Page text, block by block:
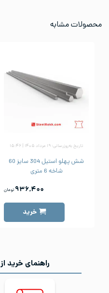
محصولات مشابه
تاریخ به‌روزرسانی: ۱۹ مرداد ۱۴۰۵ | ۱۵:۴۶
شش پهلو استیل 304 سایز 60
شاخه 6 متری
۹۳۶,۴۰۰ تومان
خرید
راهنمای خرید از